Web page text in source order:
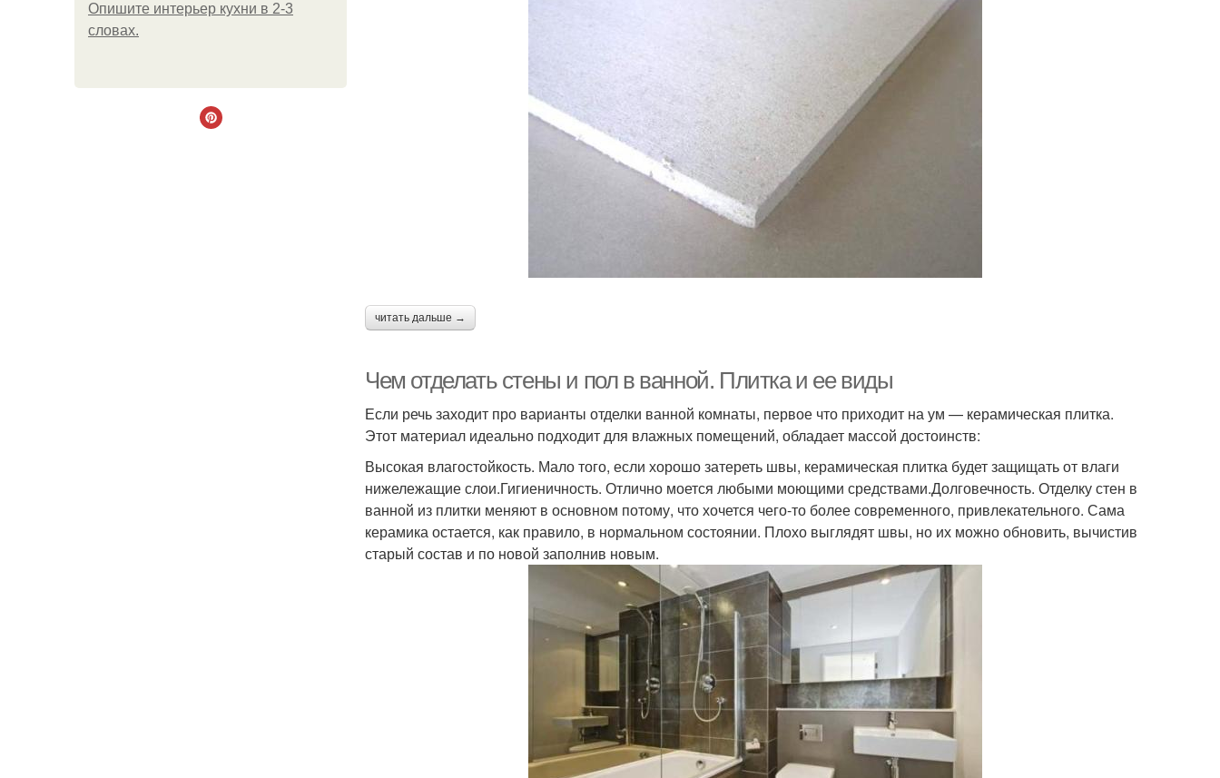
Опишите интерьер кухни в 2-3
словах.
читать дальше →
Чем отделать стены и пол в ванной. Плитка и ее виды
Если речь заходит про варианты отделки ванной комнаты, первое что приходит на ум — керамическая плитка.
Этот материал идеально подходит для влажных помещений, обладает массой достоинств:
Высокая влагостойкость. Мало того, если хорошо затереть швы, керамическая плитка будет защищать от влаги
нижележащие слои.Гигиеничность. Отлично моется любыми моющими средствами.Долговечность. Отделку стен в
ванной из плитки меняют в основном потому, что хочется чего-то более современного, привлекательного. Сама
керамика остается, как правило, в нормальном состоянии. Плохо выглядят швы, но их можно обновить, вычистив
старый состав и по новой заполнив новым.